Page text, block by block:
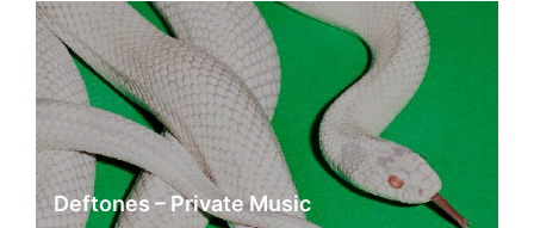
Deftones – Private Music